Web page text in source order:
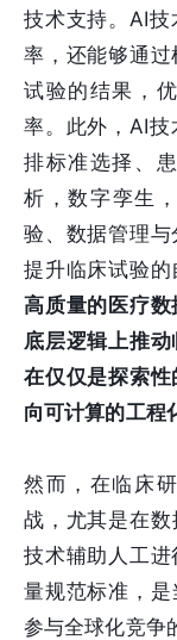
技术支持。AI
率，还能够通
试验的结果，
率。此外，AI
排标准选择、
析，数字孪生
验、数据管理
提升临床试验
高质量的医疗
底层逻辑上推
在仅仅是探索
向可计算的工程
然而，在临床
战，尤其是在
技术辅助人工
量规范标准，是
参与全球化竞争